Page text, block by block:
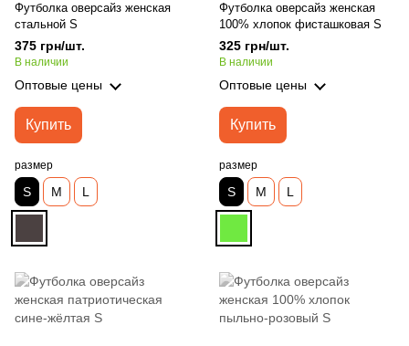
Футболка оверсайз женская
стальной S
375 грн/шт.
В наличии
Оптовые цены
Купить
размер
S M L
Футболка оверсайз женская
100% хлопок фисташковая S
325 грн/шт.
В наличии
Оптовые цены
Купить
размер
S M L